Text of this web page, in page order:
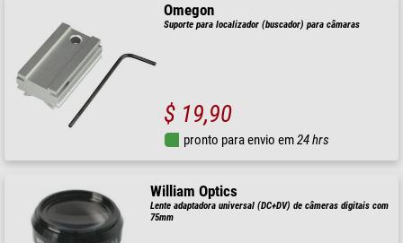
Omegon
Suporte para localizador (buscador) para câmaras
$ 19,90
pronto para envio em24 hrs
William Optics
Lente adaptadora universal (DC+DV) de câmeras digitais com
75mm